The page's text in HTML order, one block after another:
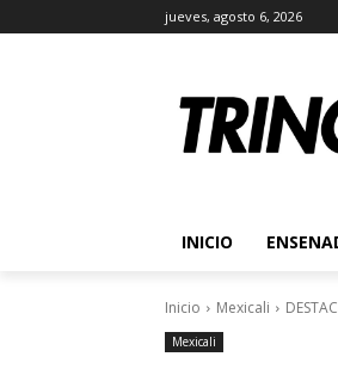
jueves, agosto 6, 2026
INICIO
Inicio Mexicali
Mexicali